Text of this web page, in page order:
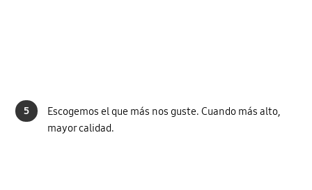
5
Escogemos el que más nos guste. Cuando más alto,
mayor calidad.